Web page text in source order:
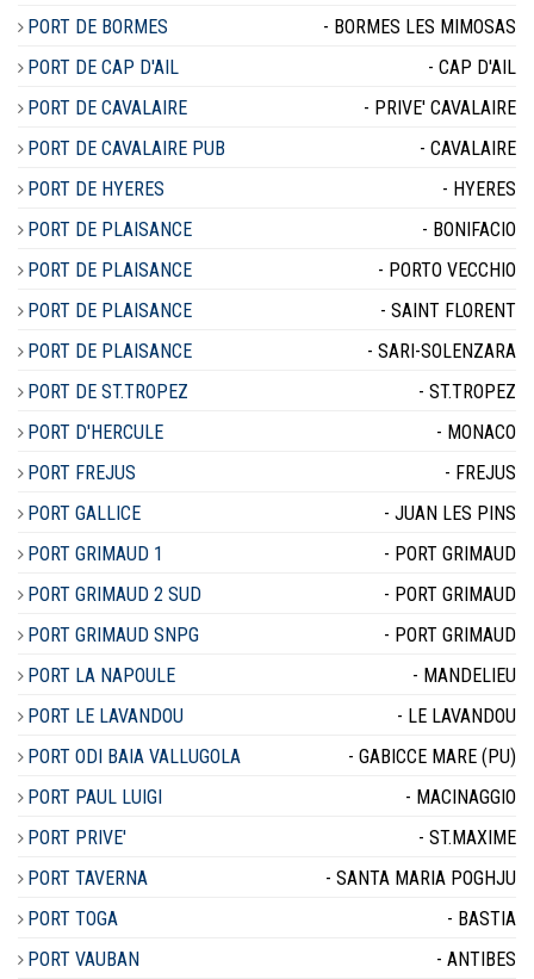
PORT DE BORMES
- BORMES LES MIMOSAS
PORT DE CAP D'AIL
- CAP D'AIL
PORT DE CAVALAIRE
- PRIVE' CAVALAIRE
PORT DE CAVALAIRE PUB
- CAVALAIRE
PORT DE HYERES
- HYERES
PORT DE PLAISANCE
- BONIFACIO
PORT DE PLAISANCE
- PORTO VECCHIO
PORT DE PLAISANCE
- SAINT FLORENT
PORT DE PLAISANCE
- SARI-SOLENZARA
PORT DE ST.TROPEZ
- ST.TROPEZ
PORT D'HERCULE
- MONACO
PORT FREJUS
- FREJUS
PORT GALLICE
- JUAN LES PINS
PORT GRIMAUD 1
- PORT GRIMAUD
PORT GRIMAUD 2 SUD
- PORT GRIMAUD
PORT GRIMAUD SNPG
- PORT GRIMAUD
PORT LA NAPOULE
- MANDELIEU
PORT LE LAVANDOU
- LE LAVANDOU
PORT ODI BAIA VALLUGOLA
- GABICCE MARE (PU)
PORT PAUL LUIGI
- MACINAGGIO
PORT PRIVE'
- ST.MAXIME
PORT TAVERNA
- SANTA MARIA POGHJU
PORT TOGA
- BASTIA
PORT VAUBAN
- ANTIBES